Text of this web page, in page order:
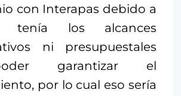
con Interapas debido a
los alcances
ni presupuestales
garantizar el
por lo cual eso sería